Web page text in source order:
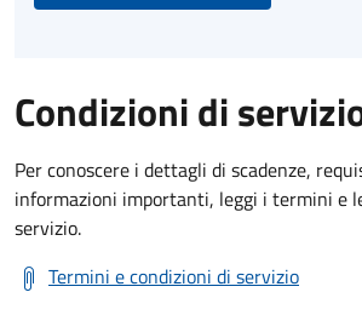
Condizioni di
Per conoscere i dettagli di scadenze,
informazioni importanti, leggi i termini e
servizio.
Termini e condizioni di servizio